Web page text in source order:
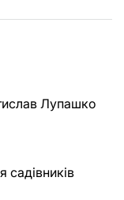
Лупашко
садівників